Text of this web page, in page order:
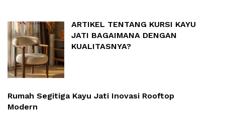
ARTIKEL TENTANG KURSI KAYU
JATI BAGAIMANA DENGAN
KUALITASNYA?
Rumah Segitiga Kayu Jati Inovasi Rooftop
Modern